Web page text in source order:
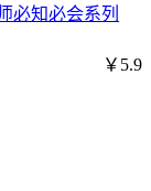
必知必会系列
￥5.9